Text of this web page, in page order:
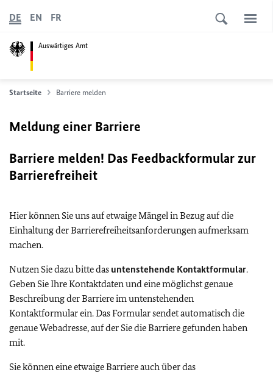
Auswärtiges Amt
DE EN FR
Startseite Barriere melden
Meldung einer Barriere
Barriere melden! Das Feedbackformular zur
Barrierefreiheit
Hier können Sie uns auf etwaige Mängel in Bezug auf die
Einhaltung der Barrierefreiheitsanforderungen aufmerksam
machen.
Nutzen Sie dazu bitte das untenstehende Kontaktformular.
Geben Sie Ihre Kontaktdaten und eine möglichst genaue
Beschreibung der Barriere im untenstehenden
Kontaktformular ein. Das Formular sendet automatisch die
genaue Webadresse, auf der Sie die Barriere gefunden haben
mit.
Sie können eine etwaige Barriere auch über das